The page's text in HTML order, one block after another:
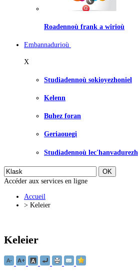
Roadennoù frank a wirioù
Embannadurioù
X
Studiadennoù sokioyezhoniel
Kelenn
Buhez foran
Geriaouegi
Studiadennoù lec'hanvadurezh
Accéder aux services en ligne
Accueil
> Keleier
Keleier